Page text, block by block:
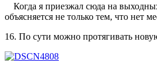
Когда я приезжал сюда на
объясняется не только тем, что нет
16. По сути можно протягивать